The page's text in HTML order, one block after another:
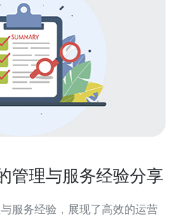
管理与服务经验分享
服务经验，展现了高效的运营